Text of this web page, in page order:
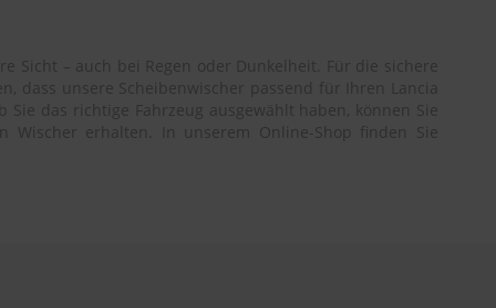
Sicht – auch bei Regen oder Dunkelheit. Für die sichere
dass unsere Scheibenwischer passend für Ihren Lancia
das richtige Fahrzeug ausgewählt haben, können Sie
erhalten. In unserem Online-Shop finden Sie